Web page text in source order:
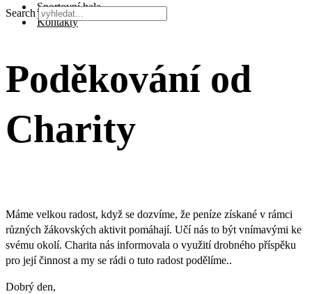
Sportovní hala
Kontakty
Search
Poděkování od
Charity
Máme velkou radost, když se dozvíme, že peníze získané v rámci
různých žákovských aktivit pomáhají. Učí nás to být vnímavými ke
svému okolí. Charita nás informovala o využití drobného příspěku
pro její činnost a my se rádi o tuto radost podělíme..
Dobrý den,